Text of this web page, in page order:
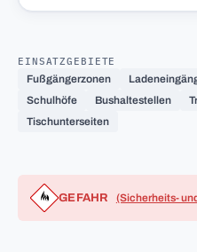
EINSATZGEBIETE
Fußgängerzonen
Schulhöfe
Bushaltestellen
Tischunterseiten
GEFAHR (Sicherheits-